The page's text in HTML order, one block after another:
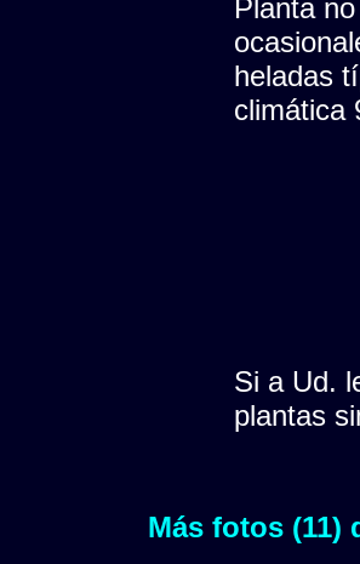
Planta
heladas
climática
Si a Ud.
plantas
Más fotos (11)